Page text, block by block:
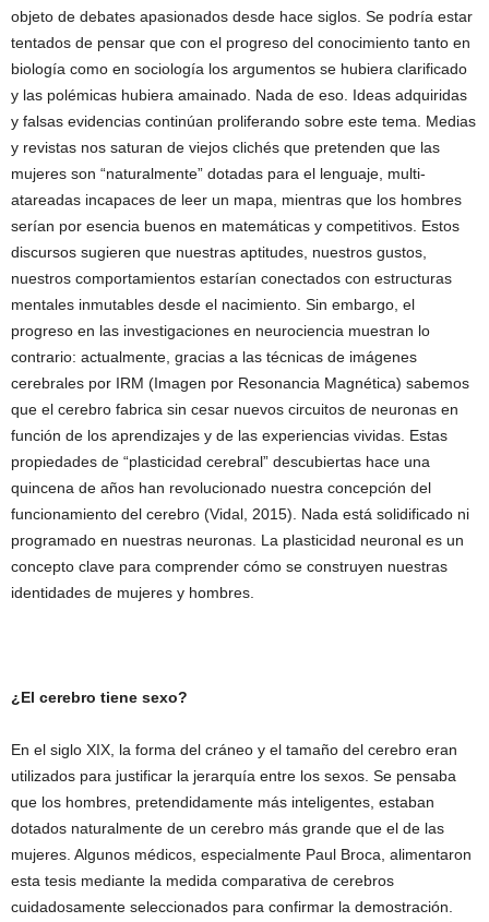
objeto de debates apasionados desde hace siglos. Se podría estar
tentados de pensar que con el progreso del conocimiento tanto en
biología como en sociología los argumentos se hubiera clarificado
y las polémicas hubiera amainado. Nada de eso. Ideas adquiridas
y falsas evidencias continúan proliferando sobre este tema. Medias
y revistas nos saturan de viejos clichés que pretenden que las
mujeres son “naturalmente” dotadas para el lenguaje, multi-
atareadas incapaces de leer un mapa, mientras que los hombres
serían por esencia buenos en matemáticas y competitivos. Estos
discursos sugieren que nuestras aptitudes, nuestros gustos,
nuestros comportamientos estarían conectados con estructuras
mentales inmutables desde el nacimiento. Sin embargo, el
progreso en las investigaciones en neurociencia muestran lo
contrario: actualmente, gracias a las técnicas de imágenes
cerebrales por IRM (Imagen por Resonancia Magnética) sabemos
que el cerebro fabrica sin cesar nuevos circuitos de neuronas en
función de los aprendizajes y de las experiencias vividas. Estas
propiedades de “plasticidad cerebral” descubiertas hace una
quincena de años han revolucionado nuestra concepción del
funcionamiento del cerebro (Vidal, 2015). Nada está solidificado ni
programado en nuestras neuronas. La plasticidad neuronal es un
concepto clave para comprender cómo se construyen nuestras
identidades de mujeres y hombres.
¿El cerebro tiene sexo?
En el siglo XIX, la forma del cráneo y el tamaño del cerebro eran
utilizados para justificar la jerarquía entre los sexos. Se pensaba
que los hombres, pretendidamente más inteligentes, estaban
dotados naturalmente de un cerebro más grande que el de las
mujeres. Algunos médicos, especialmente Paul Broca, alimentaron
esta tesis mediante la medida comparativa de cerebros
cuidadosamente seleccionados para confirmar la demostración.